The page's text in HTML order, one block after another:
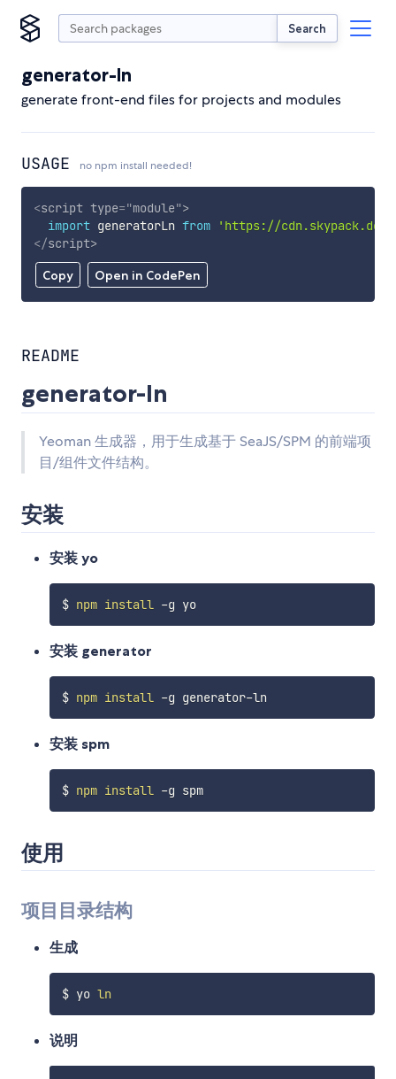
Search
generator-ln
generate front-end files for projects and modules
USAGE no npm install needed!
Copy Open in CodePen
<script type="module">
import generatorLn from
'https://
</script>
README
generator-ln
Yeoman 生成器，用于生成基于 SeaJS/SPM 的前端项
目/组件文件结构。
安装
安装 yo
$ npm install -g yo
安装 generator
$ npm install
安装 spm
$ npm install -g spm
使用
项目目录结构
生成
$ yo ln
说明